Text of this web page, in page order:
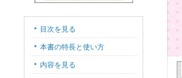
目次を見る
本書の特長と使い方
内容を見る